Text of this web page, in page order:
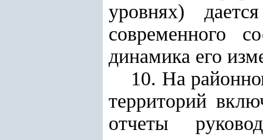
уровнях)
современного
динамика его
10. На
территорий
отчеты